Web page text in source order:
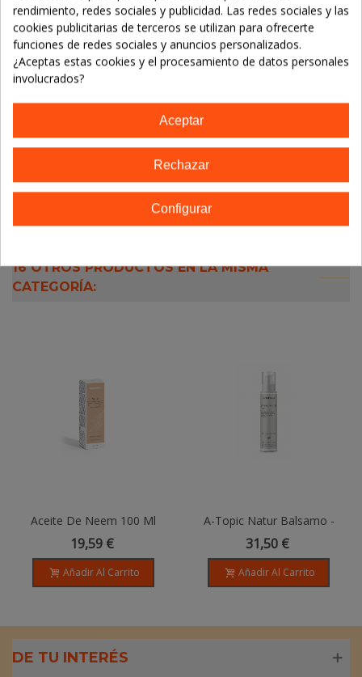
Marca: Dr.Hauschka
TE GUSTARÁN
16 OTROS PRODUCTOS EN LA MISMA
CATEGORÍA:
Aceite De Neem 100 Ml
19,59 €
Añadir Al Carrito
A-Topic Natur Balsamo -
100ml
31,50 €
Añadir Al Carrito
DE TU INTERÉS
rendimiento, redes sociales y publicidad. Las redes sociales y las
cookies publicitarias de terceros se utilizan para ofrecerte
funciones de redes sociales y anuncios personalizados.
¿Aceptas estas cookies y el procesamiento de datos personales
involucrados?
Aceptar
Rechazar
Configurar